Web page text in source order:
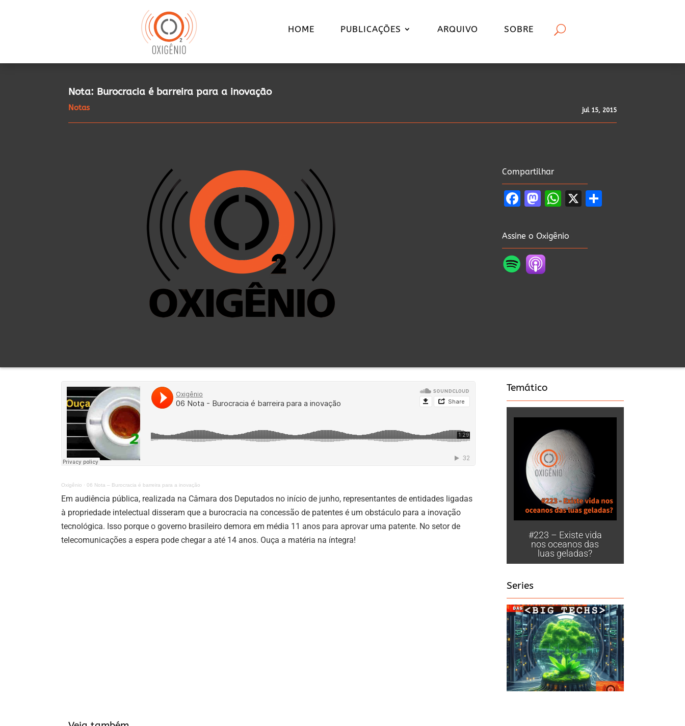
HOME PUBLICAÇÕES ARQUIVO SOBRE
Nota: Burocracia é barreira para a inovação
Notas jul 15, 2015
Compartilhar
Facebook
Mastodon
WhatsApp
X
Assine o Oxigênio
Oxigênio · 06 Nota – Burocracia é barreira para a inovação
Em audiência pública, realizada na Câmara dos Deputados no início de junho, representantes de entidades ligadas
à propriedade intelectual disseram que a burocracia na concessão de patentes é um obstáculo para a inovação
tecnológica. Isso porque o governo brasileiro demora em média 11 anos para aprovar uma patente. No setor de
telecomunicações a espera pode chegar a até 14 anos. Ouça a matéria na íntegra!
Temático
#223 – Existe vida
nos oceanos das
luas geladas?
Series